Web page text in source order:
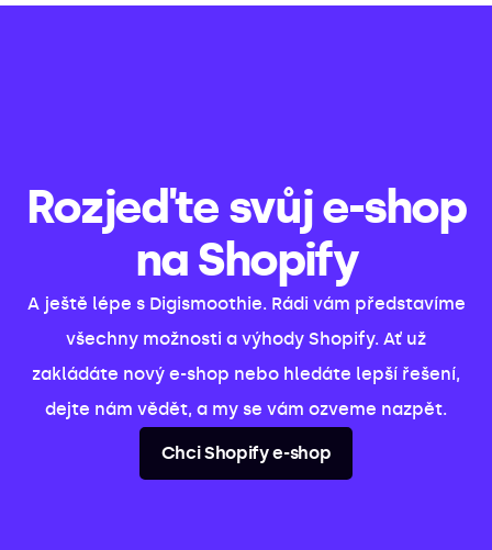
Rozjeďte svůj e-shop
na Shopify
A ještě lépe s Digismoothie. Rádi vám představíme
všechny možnosti a výhody Shopify. Ať už
zakládáte nový e-shop nebo hledáte lepší řešení,
dejte nám vědět, a my se vám ozveme nazpět.
Chci Shopify e-shop